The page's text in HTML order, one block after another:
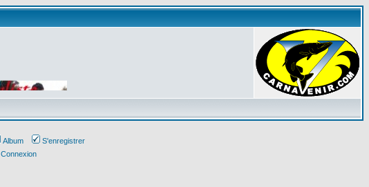
Album
S'enregistrer
Connexion